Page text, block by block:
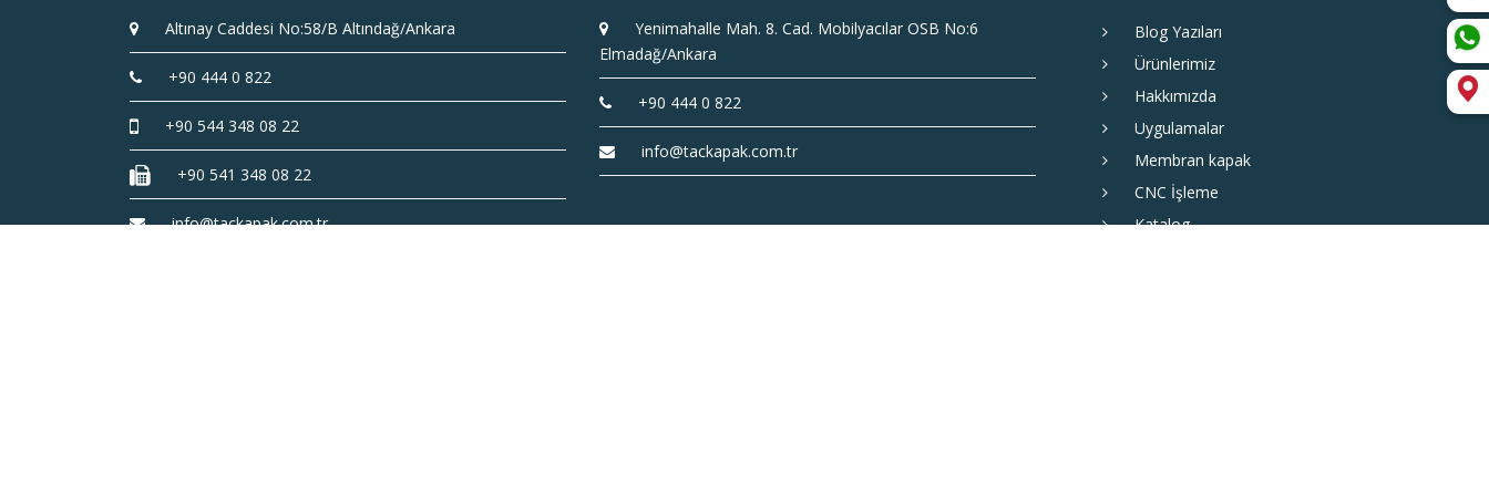
Altınay Caddesi No:58/B Altındağ/Ankara
+90 444 0 822
+90 544 348 08 22
+90 541 348 08 22
info@tackapak.com.tr
Yenimahalle Mah. 8. Cad. Mobilyacılar OSB No:6
Elmadağ/Ankara
+90 444 0 822
info@tackapak.com.tr
Blog Yazıları
Ürünlerimiz
Hakkımızda
Uygulamalar
Membran kapak
CNC İşleme
Katalog